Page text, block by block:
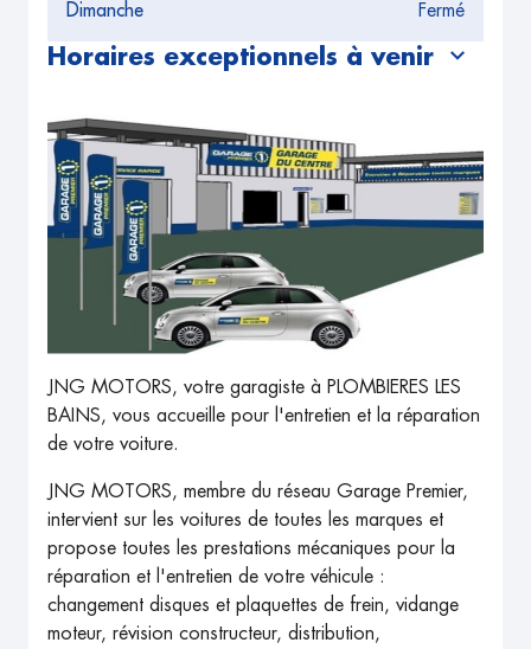
Dimanche Fermé
Horaires exceptionnels à venir
JNG MOTORS, votre garagiste à PLOMBIERES LES
BAINS, vous accueille pour l'entretien et la réparation
de votre voiture.
JNG MOTORS, membre du réseau Garage Premier,
intervient sur les voitures de toutes les marques et
propose toutes les prestations mécaniques pour la
réparation et l'entretien de votre véhicule :
changement disques et plaquettes de frein, vidange
moteur, révision constructeur, distribution,